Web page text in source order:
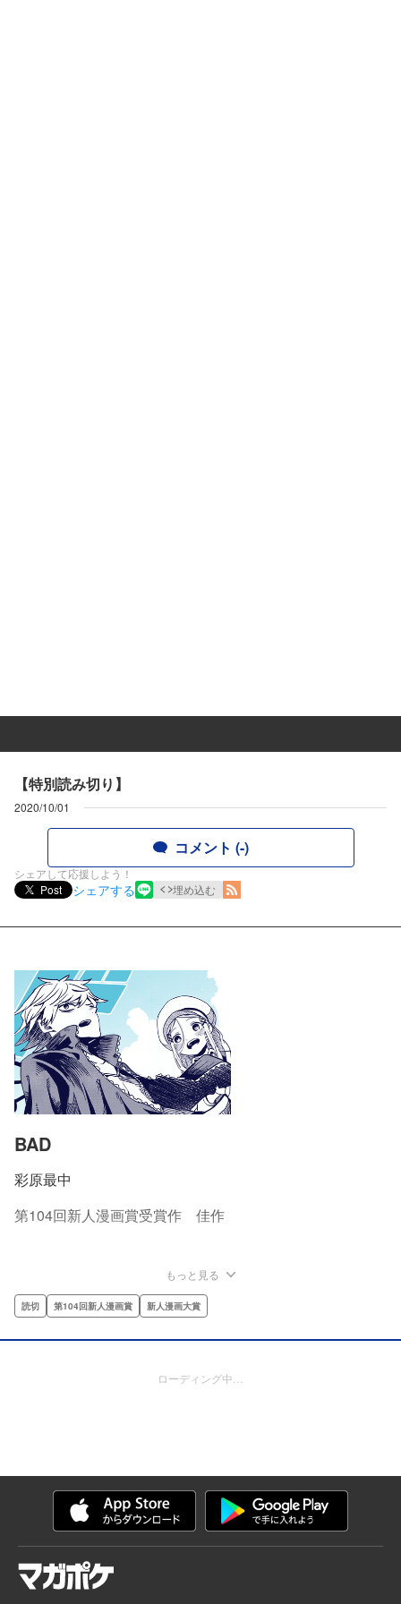
【特別読み切り】
2020/10/01
コメント (-)
シェアして応援しよう！
Post
シェアする 埋め込む
BAD
彩原最中
第104回新人漫画賞受賞作 佳作
もっと見る
読切 第104回新人漫画賞 新人漫画大賞
ローディング中…